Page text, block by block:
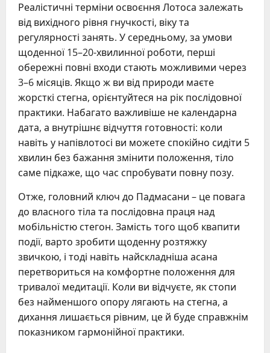
Реалістичні терміни освоєння Лотоса залежать
від вихідного рівня гнучкості, віку та
регулярності занять. У середньому, за умови
щоденної 15–20-хвилинної роботи, перші
обережні повні входи стають можливими через
3–6 місяців. Якщо ж ви від природи маєте
жорсткі стегна, орієнтуйтеся на рік послідовної
практики. Набагато важливіше не календарна
дата, а внутрішнє відчуття готовності: коли
навіть у напівлотосі ви можете спокійно сидіти 5
хвилин без бажання змінити положення, тіло
саме підкаже, що час спробувати повну позу.
Отже, головний ключ до Падмасани – це повага
до власного тіла та послідовна праця над
мобільністю стегон. Замість того щоб квапити
події, варто зробити щоденну розтяжку
звичкою, і тоді навіть найскладніша асана
перетвориться на комфортне положення для
тривалої медитації. Коли ви відчуєте, як стопи
без найменшого опору лягають на стегна, а
дихання лишається рівним, це й буде справжнім
показником гармонійної практики.